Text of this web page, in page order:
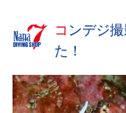
コンデジ撮影楽しんでいただきまし
た！